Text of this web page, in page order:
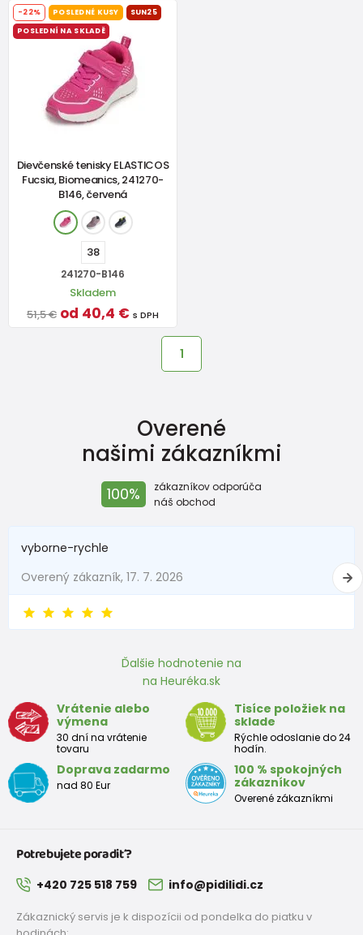
-22% POSLEDNÉ KUSY
SUN25
POSLEDNÍ NA SKLADĚ
Dievčenské tenisky ELASTICOS
Fucsia, Biomeanics, 241270-
B146, červená
38
241270-B146
Skladem
51,5 € od 40,4 € s DPH
1
Overené
našimi zákazníkmi
100%
zákazníkov odporúča
náš obchod
vyborne-rychle
Overený zákazník, 17. 7. 2026
Ďalšie hodnotenie na
na Heuréka.sk
Vrátenie alebo
výmena
30 dní na vrátenie
tovaru
Tisíce položiek na
sklade
Rýchle odoslanie do 24
hodín.
Doprava zadarmo
nad 80 Eur
100 % spokojných
zákazníkov
Overené zákazníkmi
Potrebujete poradiť?
+420 725 518 759 info@pidilidi.cz
Zákaznický servis je k dispozícii od pondelka do piatku v